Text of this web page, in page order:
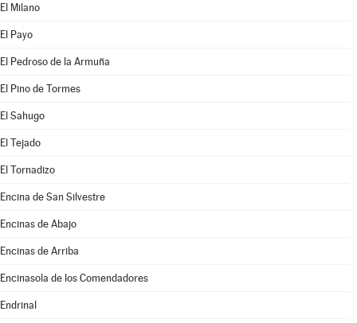
El Milano
El Payo
El Pedroso de la Armuña
El Pino de Tormes
El Sahugo
El Tejado
El Tornadizo
Encina de San Silvestre
Encinas de Abajo
Encinas de Arriba
Encinasola de los Comendadores
Endrinal